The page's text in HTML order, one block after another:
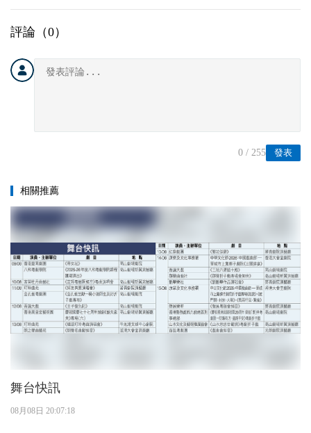
評論（0）
發表
0 / 255
相關推薦
舞台快訊
08月08日 20:07:18